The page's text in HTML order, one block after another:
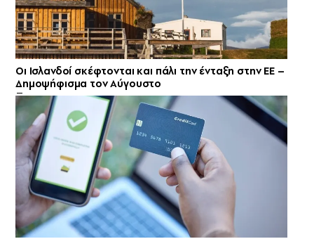
Οι Ισλανδοί σκέφτονται και πάλι την ένταξη στην ΕΕ –
Δημοψήφισμα τον Αύγουστο